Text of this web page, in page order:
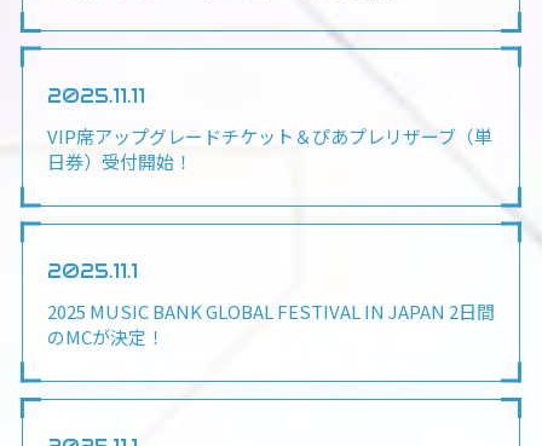
2025.11.11
VIP席アップグレードチケット＆ぴあプレリザーブ（単
日券）受付開始！
2025.11.1
2025 MUSIC BANK GLOBAL FESTIVAL IN JAPAN 2日間
のMCが決定！